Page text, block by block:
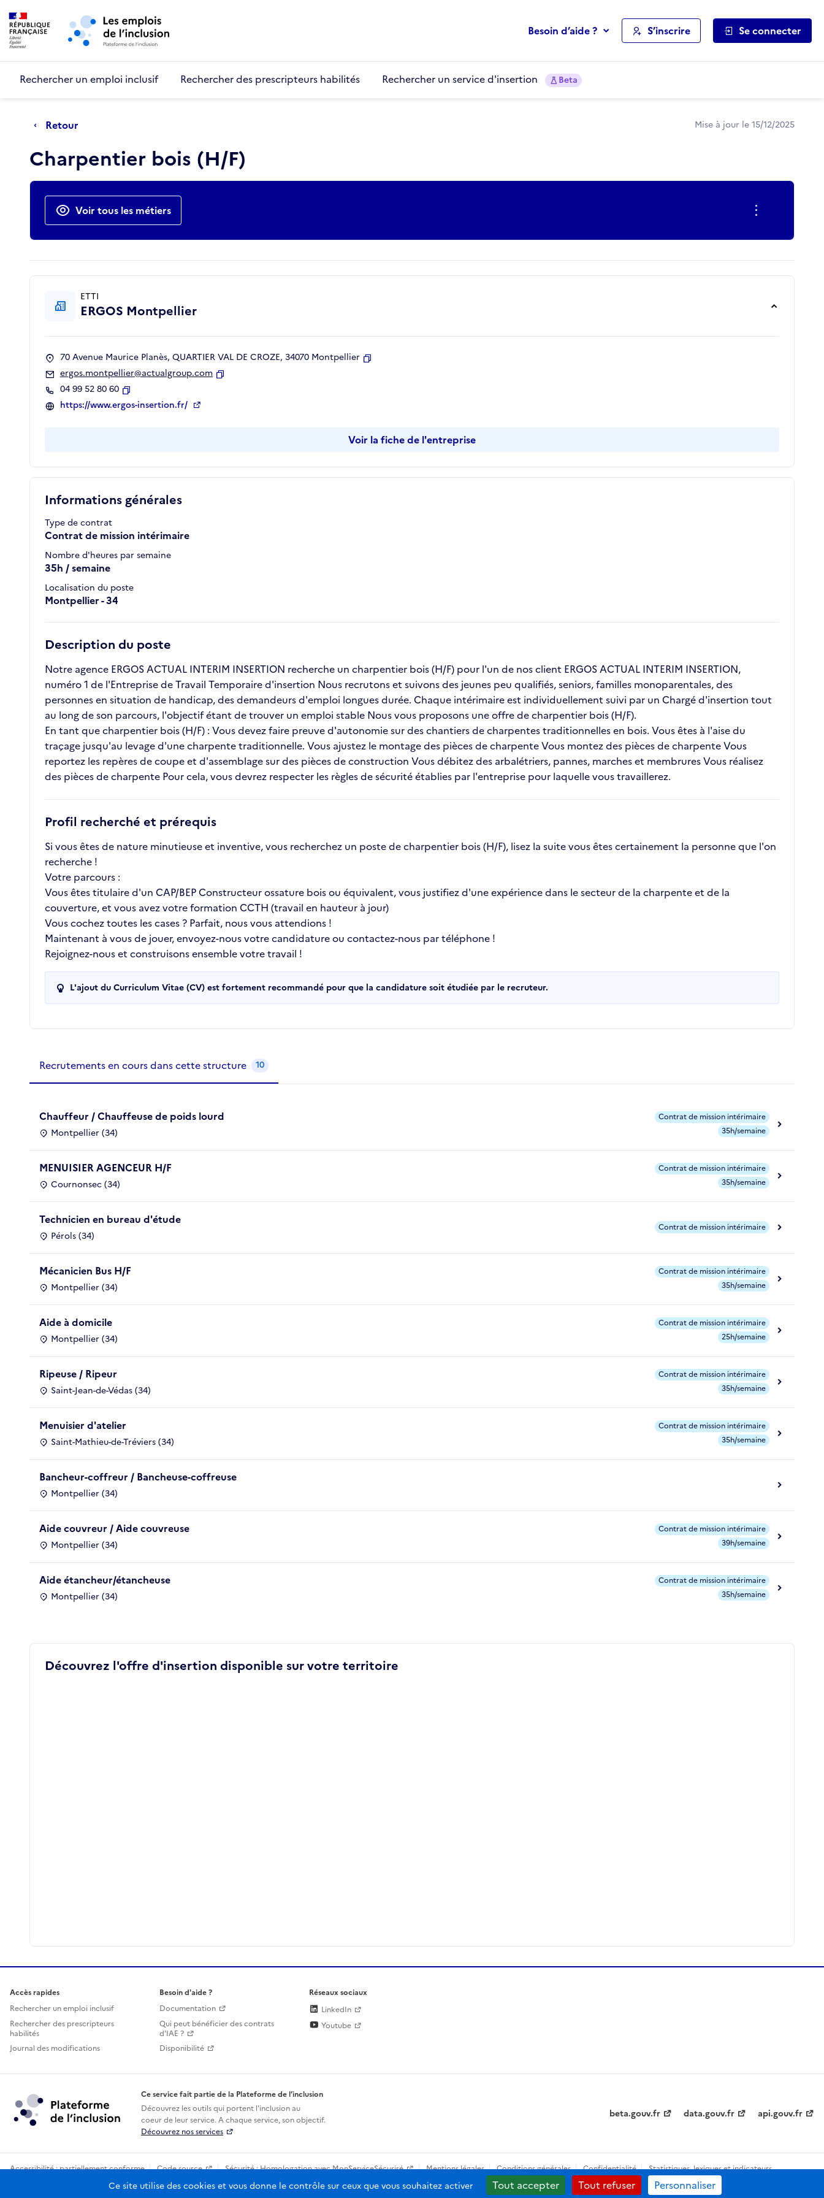
Aller au menu principal
Besoin d’aide ? S’inscrire Se connecter
Rechercher un emploi inclusif Rechercher des prescripteurs habilités Rechercher un service d'insertion Beta
Retour Mise à jour le 15/12/2025
Charpentier bois (H/F)
Actions rapides
Voir tous les métiers
Informations générales
Type de contrat
Contrat de mission intérimaire
Nombre d'heures par semaine
35h / semaine
Localisation du poste
Montpellier - 34
Description du poste
Notre agence ERGOS ACTUAL INTERIM INSERTION recherche un charpentier bois (H/F) pour l'un de nos client ERGOS ACTUAL INTERIM INSERTION,
numéro 1 de l'Entreprise de Travail Temporaire d'insertion Nous recrutons et suivons des jeunes peu qualifiés, seniors, familles monoparentales, des
personnes en situation de handicap, des demandeurs d'emploi longues durée. Chaque intérimaire est individuellement suivi par un Chargé d'insertion tout
au long de son parcours, l'objectif étant de trouver un emploi stable Nous vous proposons une offre de charpentier bois (H/F).
En tant que charpentier bois (H/F) : Vous devez faire preuve d'autonomie sur des chantiers de charpentes traditionnelles en bois. Vous êtes à l'aise du
traçage jusqu'au levage d'une charpente traditionnelle. Vous ajustez le montage des pièces de charpente Vous montez des pièces de charpente Vous
reportez les repères de coupe et d'assemblage sur des pièces de construction Vous débitez des arbalétriers, pannes, marches et membrures Vous réalisez
des pièces de charpente Pour cela, vous devrez respecter les règles de sécurité établies par l'entreprise pour laquelle vous travaillerez.
Profil recherché et prérequis
Si vous êtes de nature minutieuse et inventive, vous recherchez un poste de charpentier bois (H/F), lisez la suite vous êtes certainement la personne que l'on
recherche !
Votre parcours :
Vous êtes titulaire d'un CAP/BEP Constructeur ossature bois ou équivalent, vous justifiez d'une expérience dans le secteur de la charpente et de la
couverture, et vous avez votre formation CCTH (travail en hauteur à jour)
Vous cochez toutes les cases ? Parfait, nous vous attendions !
Maintenant à vous de jouer, envoyez-nous votre candidature ou contactez-nous par téléphone !
Rejoignez-nous et construisons ensemble votre travail !
L'ajout du Curriculum Vitae (CV) est fortement recommandé pour que la candidature soit étudiée par le recruteur.
ETTI
ERGOS Montpellier
70 Avenue Maurice Planès, QUARTIER VAL DE CROZE, 34070 Montpellier
ergos.montpellier@actualgroup.com
04 99 52 80 60
Copier
https://www.ergos-insertion.fr/
Voir la fiche de l'entreprise
Recrutements de la structure
Recrutements en cours dans cette structure 10
Chauffeur / Chauffeuse de poids lourd
Montpellier (34)
Contrat de mission intérimaire
35h/semaine
MENUISIER AGENCEUR H/F
Cournonsec (34)
Contrat de mission intérimaire
35h/semaine
Technicien en bureau d'étude
Pérols (34)
Contrat de mission intérimaire
Mécanicien Bus H/F
Montpellier (34)
Contrat de mission intérimaire
35h/semaine
Aide à domicile
Montpellier (34)
Contrat de mission intérimaire
25h/semaine
Ripeuse / Ripeur
Saint-Jean-de-Védas (34)
Contrat de mission intérimaire
35h/semaine
Menuisier d'atelier
Saint-Mathieu-de-Tréviers (34)
Contrat de mission intérimaire
35h/semaine
Bancheur-coffreur / Bancheuse-coffreuse
Montpellier (34)
Aide couvreur / Aide couvreuse
Montpellier (34)
Contrat de mission intérimaire
39h/semaine
Aide étancheur/étancheuse
Montpellier (34)
Contrat de mission intérimaire
35h/semaine
Découvrez l'offre d'insertion disponible sur votre territoire
Accès rapides
Rechercher un emploi inclusif
Rechercher des prescripteurs
habilités
Journal des modifications
Besoin d'aide ?
Documentation
Qui peut bénéficier des contrats
d'IAE ?
Disponibilité
Réseaux sociaux
LinkedIn
Youtube
Ce service fait partie de la Plateforme de l’inclusion
Découvrez les outils qui portent l'inclusion au
coeur de leur service. A chaque service, son objectif.
Découvrez nos services
beta.gouv.fr data.gouv.fr api.gouv.fr
Accessibilité : partiellement conforme Code source Sécurité : Homologation avec MonServiceSécurisé Mentions légales Conditions générales Confidentialité
Statistiques, lexiques et indicateurs
Sauf mention contraire, tous les contenus de ce site sont sous licenceetalab-2.0
Ce site utilise des cookies et vous donne le contrôle sur ceux que vous souhaitez activer Tout accepter Tout refuser Personnaliser